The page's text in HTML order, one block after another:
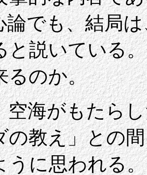
論でも、結局
と説いている
るのか。
空海がもたら
の教え」との
うに思われる